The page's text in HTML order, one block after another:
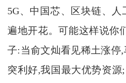
5G、中国芯、区块链、
遍地开花。可能这样说你
子:当俞文灿看见稀土涨停
突利好,我国最大优势资源